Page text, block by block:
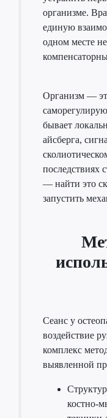
организме.
единую
одном месте
Организм —
бывает
айсберга,
последствиях
— найти это
запустить
Сеанс у
воздействие
комплекс
выявленной
костно-